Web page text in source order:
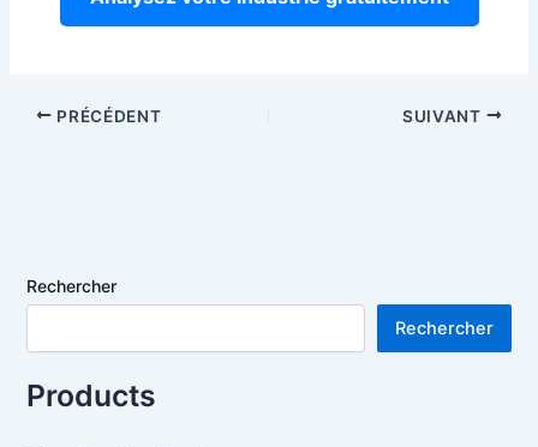
PRÉCÉDENT SUIVANT
Rechercher
Rechercher
Products